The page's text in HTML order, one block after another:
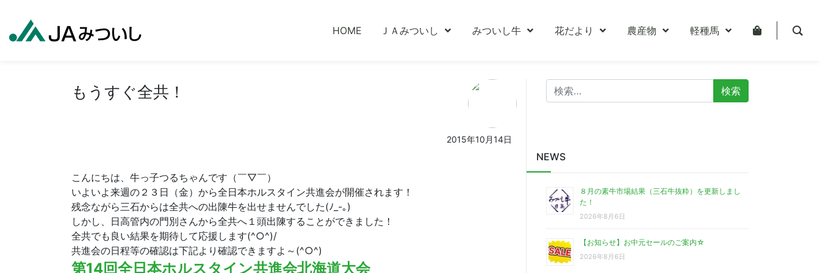
HOME ＪＡみついし みついし牛 花だより 農産物 軽種馬
もうすぐ全共！
2015年10月14日
こんにちは、牛っ子つるちゃんです（￣▽￣）
いよいよ来週の２３日（金）から全日本ホルスタイン共進会が開催されます！
残念ながら三石からは全共への出陳牛を出せませんでした(ﾉ_-｡)
しかし、日高管内の門別さんから全共へ１頭出陳することができました！
全共でも良い結果を期待して応援します(^○^)/
共進会の日程等の確認は下記より確認できますよ～(^○^)
第14回全日本ホルスタイン共進会北海道大会
検
索:
NEWS
８月の素牛市場結果（三石牛抜粋）を更新しまし
た！
2026年8月6日
【お知らせ】お中元セールのご案内☆
2026年8月6日